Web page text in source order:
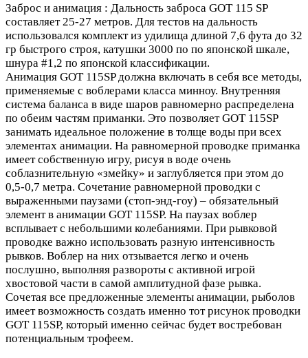
Заброс и анимация : Дальность заброса GOT 115 SP
составляет 25-27 метров. Для тестов на дальность
использовался комплект из удилища длиной 7,6 фута до 32
гр быстрого строя, катушки 3000 по по японской шкале,
шнура #1,2 по японской классификации.
Анимация GOT 115SP должна включать в себя все методы,
применяемые с воблерами класса минноу. Внутренняя
система баланса в виде шаров равномерно распределена
по обеим частям приманки. Это позволяет GOT 115SP
занимать идеальное положение в толще воды при всех
элементах анимации. На равномерной проводке приманка
имеет собственную игру, рисуя в воде очень
соблазнительную «змейку» и заглубляется при этом до
0,5-0,7 метра. Сочетание равномерной проводки с
выраженными паузами (стоп-энд-гоу) – обязательный
элемент в анимации GOT 115SP. На паузах воблер
всплывает с небольшими колебаниями. При рывковой
проводке важно использовать разную интенсивность
рывков. Воблер на них отзывается легко и очень
послушно, выполняя развороты с активной игрой
хвостовой части в самой амплитудной фазе рывка.
Сочетая все предложенные элементы анимации, рыболов
имеет возможность создать именно тот рисунок проводки
GOT 115SP, который именно сейчас будет востребован
потенциальным трофеем.